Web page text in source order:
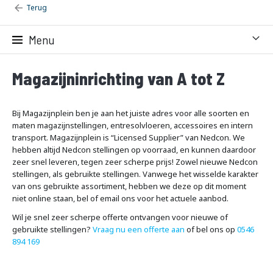
B
6
3
3
7
0
o
f
k
Home
Magazijninrichting van A tot Z
Bij Magazijnplein ben je aan het juiste adres voor alle soorten en
maten magazijnstellingen, entresolvloeren, accessoires en intern
transport. Magazijnplein is “Licensed Supplier” van Nedcon. We
hebben altijd Nedcon stellingen op voorraad, en kunnen daardoor
zeer snel leveren, tegen zeer scherpe prijs! Zowel nieuwe Nedcon
stellingen, als gebruikte stellingen. Vanwege het wisselde karakter
van ons gebruikte assortiment, hebben we deze op dit moment
niet online staan, bel of email ons voor het actuele aanbod.
Wil je snel zeer scherpe offerte ontvangen voor nieuwe of
gebruikte stellingen? Vraag nu een offerte aan of bel ons op 0546
894 169
Menu